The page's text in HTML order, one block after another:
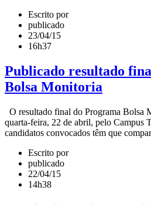
Escrito por
publicado
23/04/15
16h37
Publicado resultado
Bolsa Monitoria
O resultado final do Programa Bolsa
quarta-feira, 22 de abril, pelo Campus
candidatos convocados têm que
Escrito por
publicado
22/04/15
14h38